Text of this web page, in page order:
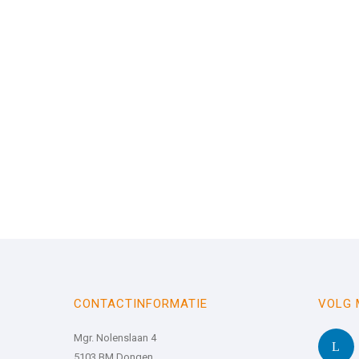
CONTACTINFORMATIE
Mgr. Nolenslaan 4
VOLG